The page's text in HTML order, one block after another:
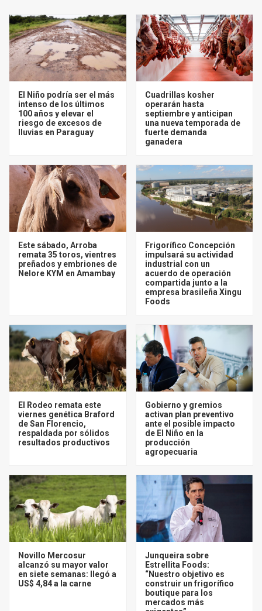
El Niño podría ser el más
intenso de los últimos
100 años y elevar el
riesgo de excesos de
lluvias en Paraguay
Cuadrillas kosher
operarán hasta
septiembre y anticipan
una nueva temporada de
fuerte demanda
ganadera
Este sábado, Arroba
remata 35 toros, vientres
preñados y embriones de
Nelore KYM en Amambay
Frigorífico Concepción
impulsará su actividad
industrial con un
acuerdo de operación
compartida junto a la
empresa brasileña Xingu
Foods
El Rodeo remata este
viernes genética Braford
de San Florencio,
respaldada por sólidos
resultados productivos
Gobierno y gremios
activan plan preventivo
ante el posible impacto
de El Niño en la
producción
agropecuaria
Novillo Mercosur
alcanzó su mayor valor
en siete semanas: llegó a
US$ 4,84 a la carne
Junqueira sobre
Estrellita Foods:
“Nuestro objetivo es
construir un frigorífico
boutique para los
mercados más